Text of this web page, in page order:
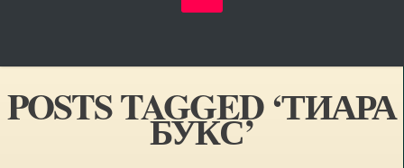
POSTS TAGGED ‘ТИАРА
БУКС’